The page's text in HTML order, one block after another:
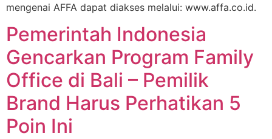
mengenai AFFA dapat diakses melalui: www.affa.co.id.
Pemerintah Indonesia
Gencarkan Program Family
Office di Bali – Pemilik
Brand Harus Perhatikan 5
Poin Ini